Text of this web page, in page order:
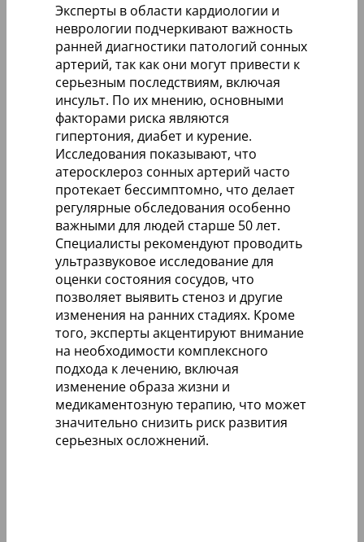
Эксперты в области кардиологии и
неврологии подчеркивают важность
ранней диагностики патологий сонных
артерий, так как они могут привести к
серьезным последствиям, включая
инсульт. По их мнению, основными
факторами риска являются
гипертония, диабет и курение.
Исследования показывают, что
атеросклероз сонных артерий часто
протекает бессимптомно, что делает
регулярные обследования особенно
важными для людей старше 50 лет.
Специалисты рекомендуют проводить
ультразвуковое исследование для
оценки состояния сосудов, что
позволяет выявить стеноз и другие
изменения на ранних стадиях. Кроме
того, эксперты акцентируют внимание
на необходимости комплексного
подхода к лечению, включая
изменение образа жизни и
медикаментозную терапию, что может
значительно снизить риск развития
серьезных осложнений.